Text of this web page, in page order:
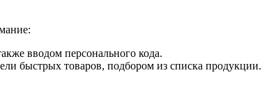
вводом персонального кода.
быстрых товаров, подбором из списка продукции.